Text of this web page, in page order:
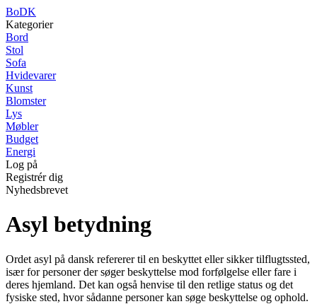
BoDK
Kategorier
Bord
Stol
Sofa
Hvidevarer
Kunst
Blomster
Lys
Møbler
Budget
Energi
Log på
Registrér dig
Nyhedsbrevet
Asyl betydning
Ordet asyl på dansk refererer til en beskyttet eller sikker tilflugtssted,
især for personer der søger beskyttelse mod forfølgelse eller fare i
deres hjemland. Det kan også henvise til den retlige status og det
fysiske sted, hvor sådanne personer kan søge beskyttelse og ophold.